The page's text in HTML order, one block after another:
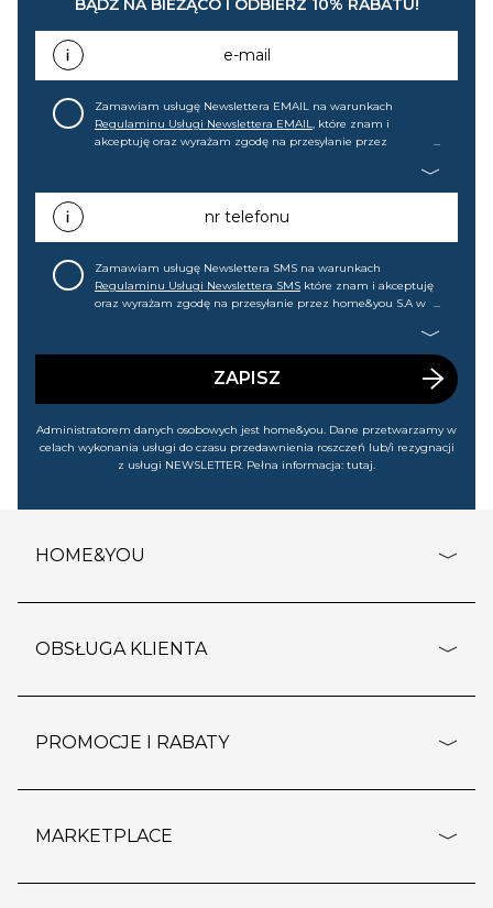
BĄDŹ NA BIEŻĄCO I ODBIERZ 10% RABATU!
e-mail
Zamawiam usługę Newslettera EMAIL na warunkach
Regulaminu Usługi Newslettera EMAIL, które znam i
akceptuję oraz wyrażam zgodę na przesyłanie przez
promocjach, wyprzedażach). Wiem, że mogę tę zgodę w
każdej chwili cofnąć.nr telefonu
Zamawiam usługę Newslettera SMS na warunkach
Regulaminu Usługi Newslettera SMS które znam i akceptuję
oraz wyrażam zgodę na przesyłanie przez home&you S.A w
wyprzedażach). Wiem, że mogę tę zgodę w każdej chwili
ZAPISZ
Administratorem danych osobowych jest home&you. Dane przetwarzamy w
celach wykonania usługi do czasu przedawnienia roszczeń lub/i rezygnacji
z usługi NEWSLETTER. Pełna informacja: tutaj.
HOME&YOU
o firmie
polityka prywatności
kontakt
OBSŁUGA KLIENTA
dostawy i płatność
wypis z subskrypcji
regulamin sklepu
PROMOCJE I RABATY
outlet
MARKETPLACE